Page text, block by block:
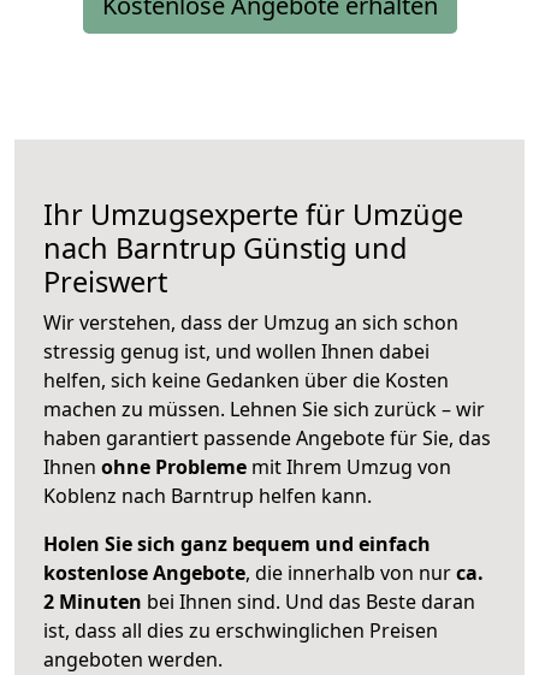
Ihr Umzugsexperte für Umzüge
nach Barntrup Günstig und
Preiswert
Wir verstehen, dass der Umzug an sich schon
stressig genug ist, und wollen Ihnen dabei
helfen, sich keine Gedanken über die Kosten
machen zu müssen. Lehnen Sie sich zurück – wir
haben garantiert passende Angebote für Sie, das
Ihnen ohne Probleme mit Ihrem Umzug von
Koblenz nach Barntrup helfen kann.
Holen Sie sich ganz bequem und einfach
kostenlose Angebote, die innerhalb von nurca.
2 Minuten bei Ihnen sind. Und das Beste daran
ist, dass all dies zu erschwinglichen Preisen
angeboten werden.